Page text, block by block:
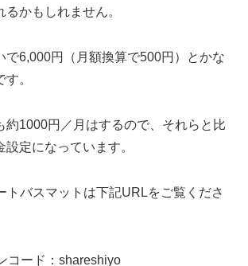
かもしれません。
で6,000円（月額換算で500円）とかな
。
約1000円／月はするので、それらと比
定になっています。
トバスマットは下記URLをご覧くださ
コード：shareshiyo